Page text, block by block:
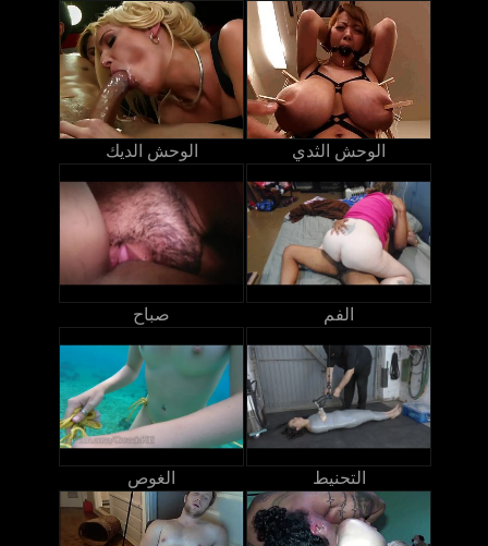
الوحش الديك الوحش الثدي
صباح الفم
الغوص التحنيط